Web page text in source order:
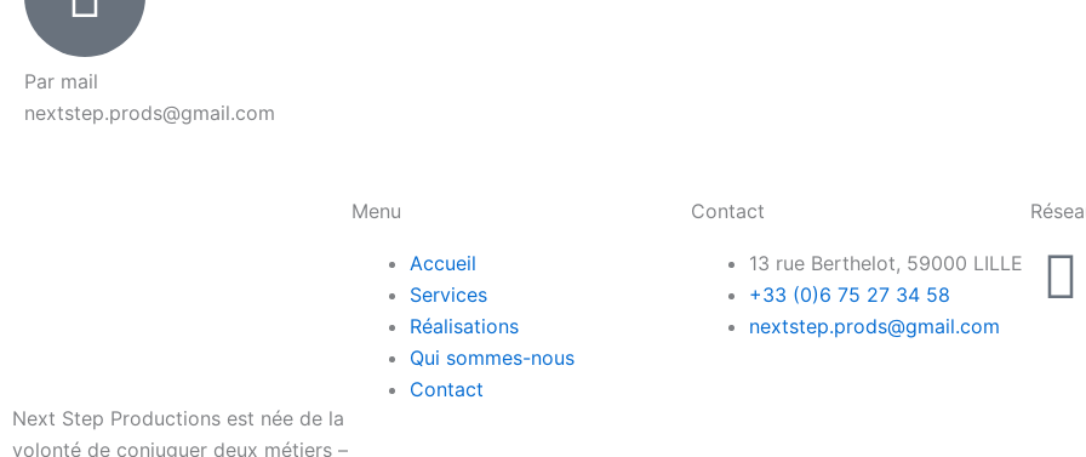
Par mail
nextstep.prods@gmail.com
Next Step Productions est née de la
volonté de conjuguer deux métiers –
Menu
Accueil
Services
Réalisations
Qui sommes-nous
Contact
Contact
13 rue Berthelot, 59000 LILLE
+33 (0)6 75 27 34 58
nextstep.prods@gmail.com
I